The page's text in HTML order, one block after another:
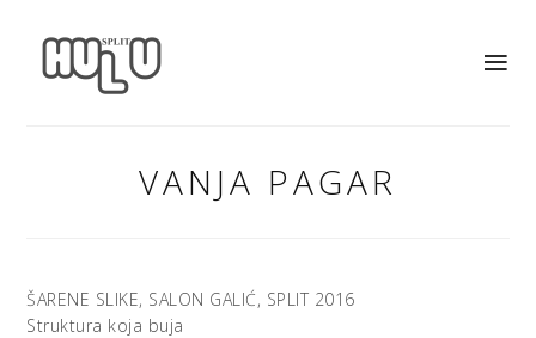
VANJA PAGAR
ŠARENE SLIKE, SALON GALIĆ, SPLIT 2016
Struktura koja buja